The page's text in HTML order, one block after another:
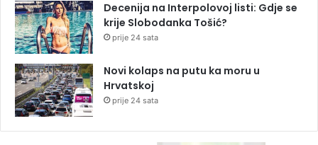
Decenija na Interpolovoj listi: Gdje se
krije Slobodanka Tošić?
prije 24 sata
Novi kolaps na putu ka moru u
Hrvatskoj
prije 24 sata